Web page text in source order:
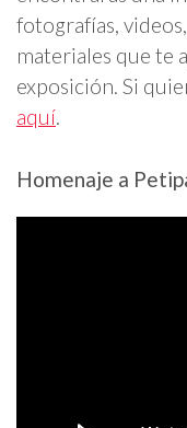
fotografías,
materiales que te
exposición. Si
aquí.
Homenaje a